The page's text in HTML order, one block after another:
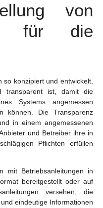
von
für die
so konzipiert und entwickelt,
transparent ist, damit die
Systems angemessen
können. Die Transparenz
in einem angemessenen
und Betreiber ihre in
Pflichten erfüllen
mit Betriebsanleitungen in
bereitgestellt oder auf
versehen, die
eindeutige Informationen